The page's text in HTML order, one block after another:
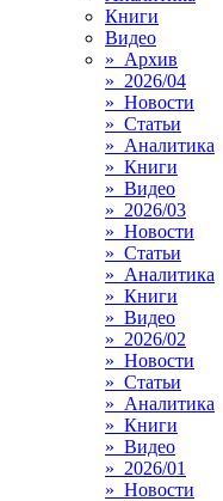
Книги
Видео
» Архив
» 2026/04
» Новости
» Статьи
» Аналитика
» Книги
» Видео
» 2026/03
» Новости
» Статьи
» Аналитика
» Книги
» Видео
» 2026/02
» Новости
» Статьи
» Аналитика
» Книги
» Видео
» 2026/01
» Новости